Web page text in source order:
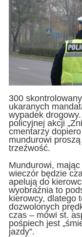
300
ukaranych
wypadek
policyjnej akcji
cmentarzy
mundurowi
trzeźwość.
Mundurowi,
wieczór będzie
apelują do
wyobraźnia to
kierowcy, dlatego
dozwolonych
czas – mówi st.
pośpiech jest
jazdy”.